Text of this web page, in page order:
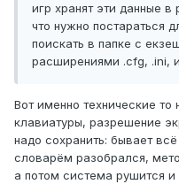
игр хранят эти данные
что нужно постараться
поискать в папке с
расширениями .cfg, .ini,
Вот именно технические то
клавиатуры, разрешение
надо сохранить: бывает
словарём разобрался,
а потом система рушится и